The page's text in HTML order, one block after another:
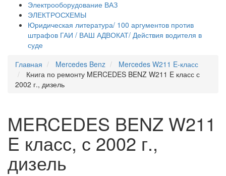
Электрооборудование ВАЗ
ЭЛЕКТРОСХЕМЫ
Юридическая литература/ 100 аргументов против
штрафов ГАИ / ВАШ АДВОКАТ/ Действия водителя в
суде
Главная
Mercedes Benz
Mercedes W211 E-класс
Книга по ремонту MERCEDES BENZ W211 E класс с
2002 г., дизель
MERCEDES BENZ W211
E класс, с 2002 г.,
дизель